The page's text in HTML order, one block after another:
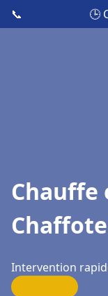
📞 🕒
Chauffe
Intervention